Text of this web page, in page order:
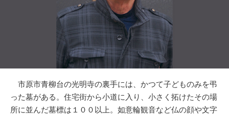
市原市青柳台の光明寺の裏手には、かつて子どものみを弔
った墓がある。住宅街から小道に入り、小さく拓けたその場
所に並んだ墓標は１００以上。如意輪観音など仏の顔や文字